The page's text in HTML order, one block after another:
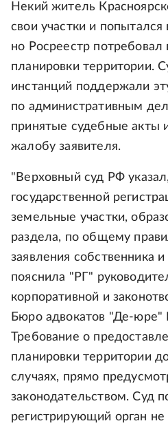
Некий житель
свои участки и попытался
но Росреестр потребовал
планировки территории.
инстанций поддержали
по административным
принятые судебные акты
жалобу заявителя.
"Верховный суд РФ
государственной
земельные участки,
раздела, по общему
заявления собственника
пояснила "РГ"
корпоративной и
Бюро адвокатов "Де-юре"
Требование о
планировки территории
случаях, прямо
законодательством. Суд
регистрирующий орган не